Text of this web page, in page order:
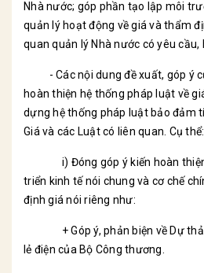
Nhà nước; góp phần tạo lập môi
quản lý hoạt động về giá và thẩm
quan quản lý Nhà nước có yêu
- Các nội dung đề xuất, góp ý
hoàn thiện hệ thống pháp luật về
dựng hệ thống pháp luật bảo đảm
Giá và các Luật có liên quan. Cụ thể:
i) Đóng góp ý kiến hoàn thiện
triển kinh tế nói chung và cơ chế
định giá nói riêng như:
+ Góp ý, phản biện về Dự thảo
lẻ điện của Bộ Công thương.